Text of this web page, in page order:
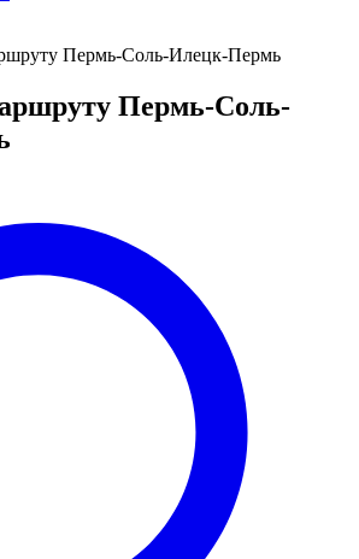
Пермь-Соль-Илецк-Пермь
Пермь-Соль-